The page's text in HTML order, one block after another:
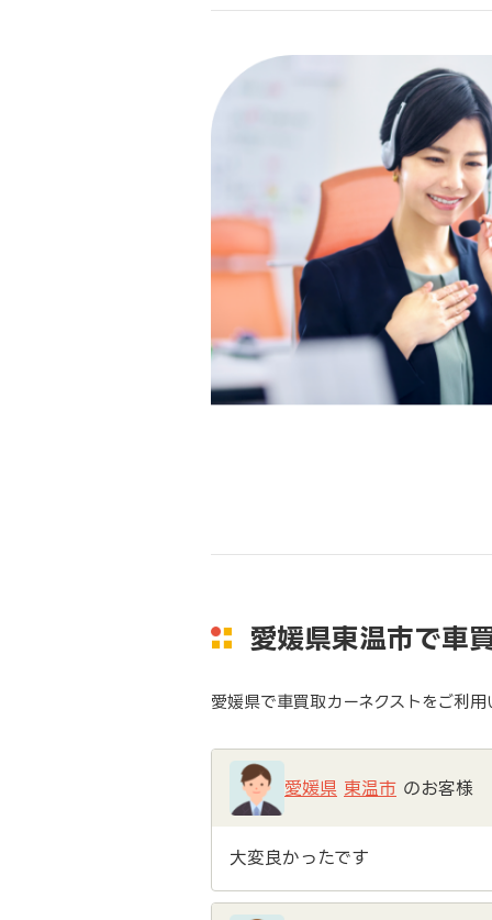
愛媛県東温市で車
愛媛県で車買取カーネクストをご利
愛媛県 東温市 のお客様
大変良かったです